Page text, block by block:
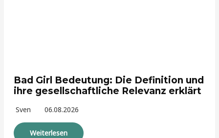
Bad Girl Bedeutung: Die Definition und
ihre gesellschaftliche Relevanz erklärt
Sven 06.08.2026
Weiterlesen